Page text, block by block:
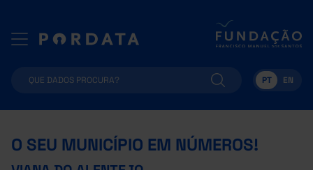
PT EN
O SEU MUNICÍPIO EM NÚMEROS!